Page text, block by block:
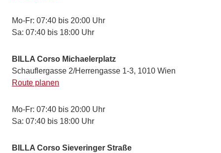
Mo-Fr: 07:40 bis 20:00 Uhr
Sa: 07:40 bis 18:00 Uhr
BILLA Corso Michaelerplatz
Schauflergasse 2/Herrengasse 1-3, 1010 Wien
Route planen
Mo-Fr: 07:40 bis 20:00 Uhr
Sa: 07:40 bis 18:00 Uhr
BILLA Corso Sieveringer Straße